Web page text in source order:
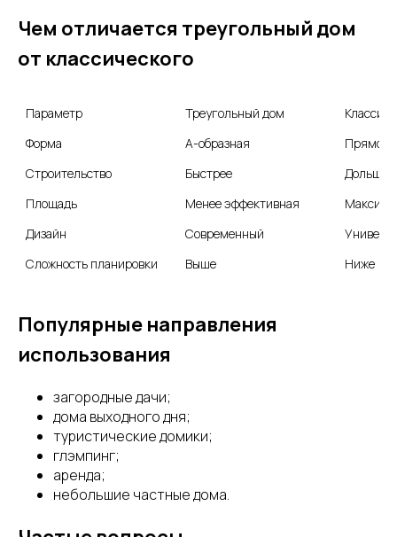
Чем отличается треугольный дом
от классического
Параметр Треугольный дом
Форма
А-образная
Строительство
Быстрее
Дольше
Площадь
Менее эффективная
Дизайн
Современный
Сложность планировки
Выше Ниже
Популярные направления
использования
загородные дачи;
дома выходного дня;
туристические домики;
глэмпинг;
аренда;
небольшие частные дома.